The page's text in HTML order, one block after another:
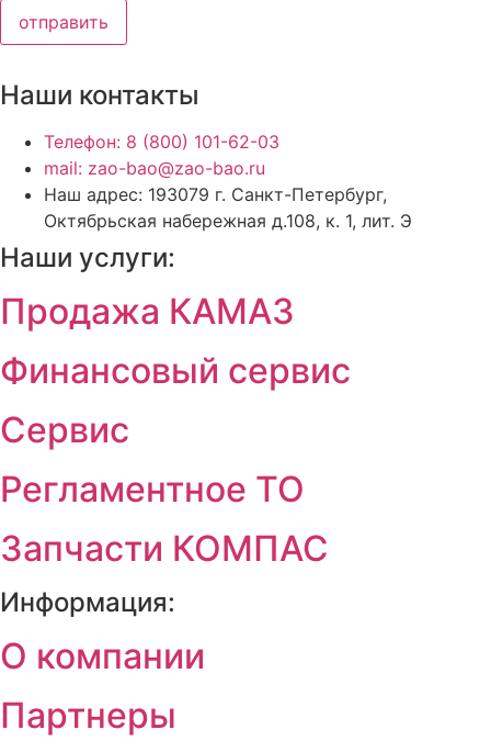
отправить
Наши контакты
Телефон: 8 (800) 101-62-03
mail: zao-bao@zao-bao.ru
Наш адрес: 193079 г. Санкт-Петербург,
Октябрьская набережная д.108, к. 1, лит. Э
Наши услуги:
Продажа КАМАЗ
Финансовый сервис
Сервис
Регламентное ТО
Запчасти КОМПАС
Информация:
О компании
Партнеры